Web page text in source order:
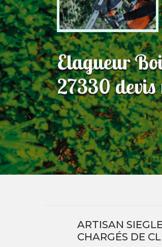
Elagueur
27330 devis
ARTISAN
CHARGÉS DE